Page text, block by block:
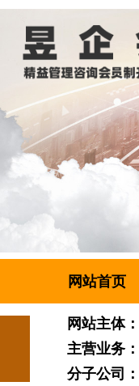
网站首页
网站主体：
主营业务：
分子公司：